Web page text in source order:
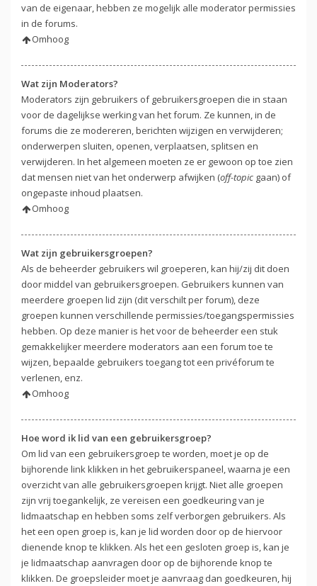
van de eigenaar, hebben ze mogelijk alle moderator permissies
in de forums.
Omhoog
Wat zijn Moderators?
Moderators zijn gebruikers of gebruikersgroepen die in staan
voor de dagelijkse werking van het forum. Ze kunnen, in de
forums die ze modereren, berichten wijzigen en verwijderen;
onderwerpen sluiten, openen, verplaatsen, splitsen en
verwijderen. In het algemeen moeten ze er gewoon op toe zien
dat mensen niet van het onderwerp afwijken (off-topic gaan) of
ongepaste inhoud plaatsen.
Omhoog
Wat zijn gebruikersgroepen?
Als de beheerder gebruikers wil groeperen, kan hij/zij dit doen
door middel van gebruikersgroepen. Gebruikers kunnen van
meerdere groepen lid zijn (dit verschilt per forum), deze
groepen kunnen verschillende permissies/toegangspermissies
hebben. Op deze manier is het voor de beheerder een stuk
gemakkelijker meerdere moderators aan een forum toe te
wijzen, bepaalde gebruikers toegang tot een privéforum te
verlenen, enz.
Omhoog
Hoe word ik lid van een gebruikersgroep?
Om lid van een gebruikersgroep te worden, moet je op de
bijhorende link klikken in het gebruikerspaneel, waarna je een
overzicht van alle gebruikersgroepen krijgt. Niet alle groepen
zijn vrij toegankelijk, ze vereisen een goedkeuring van je
lidmaatschap en hebben soms zelf verborgen gebruikers. Als
het een open groep is, kan je lid worden door op de hiervoor
dienende knop te klikken. Als het een gesloten groep is, kan je
je lidmaatschap aanvragen door op de bijhorende knop te
klikken. De groepsleider moet je aanvraag dan goedkeuren, hij